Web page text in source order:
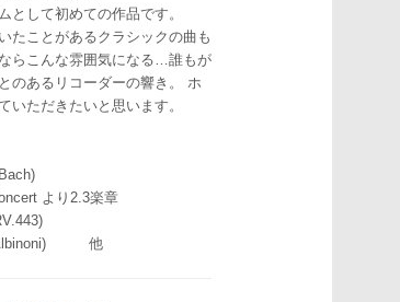
として初めての作品です。
たことがあるクラシックの曲も
らこんな雰囲気になる…誰もが
のあるリコーダーの響き。 ホ
いただきたいと思います。
より2.3楽章
他